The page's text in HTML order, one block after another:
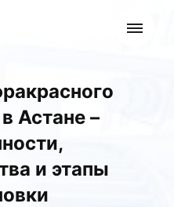
Астане –
и этапы